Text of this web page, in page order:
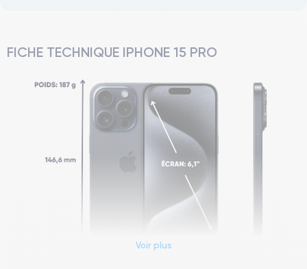
FICHE TECHNIQUE IPHONE 15 PRO
Voir plus